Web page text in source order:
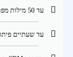
עד 50 מילות מפתח למעקב חודשי
עד שעתיים